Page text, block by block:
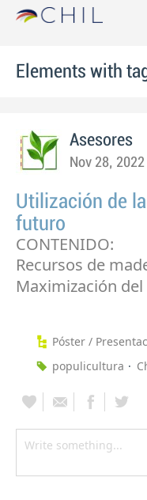
Elements with
Asesores
Nov 28,
Utilización de
futuro
CONTENIDO:
Recursos de
Maximización
Póster /
populicultura